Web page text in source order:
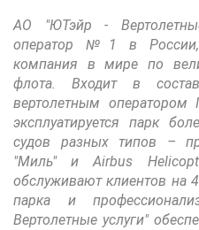
АО "ЮТэйр -
оператор №1 в России,
компания в мире по
флота. Входит в
вертолетным
эксплуатируется парк
судов разных типов –
"Миль" и Airbus
обслуживают клиентов на
парка и
Вертолетные услуги"